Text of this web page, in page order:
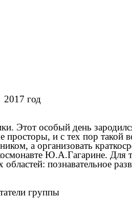
2017 год
Этот особый день
и с тех пор такой
а организовать
Ю.А.Гагарине.
областей: познавательное
группы